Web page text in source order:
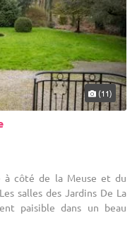
(11)
à côté de la Meuse et du
salles des Jardins De La
paisible dans un beau